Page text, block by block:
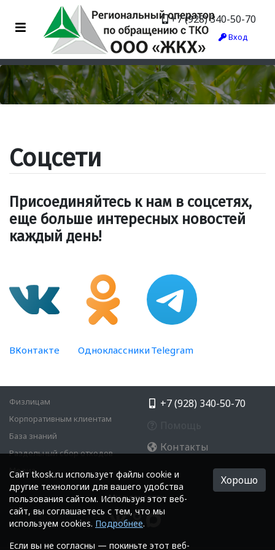
+7 (928) 340-50-70
Вход
Соцсети
Присоединяйтесь к нам в соцсетях,
еще больше интересных новостей
каждый день!
ВКонтакте ОдноклассникиTelegram
Физлицам
Корпоративным клиентам
База знаний
Раздельный сбор отходов
Медиа
+7 (928) 340-50-70
Контакты
Мы в соцсетях:
Cайт tkosk.ru использует файлы cookie и
другие технологии для вашего удобства
пользования сайтом. Используя этот веб-
сайт, вы соглашаетесь с тем, что мы
используем cookies. Подробнее.
Если вы не согласны — покиньте этот веб-
Хорошо